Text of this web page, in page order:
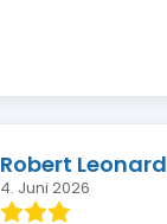
Robert Leonard
4. Juni 2026